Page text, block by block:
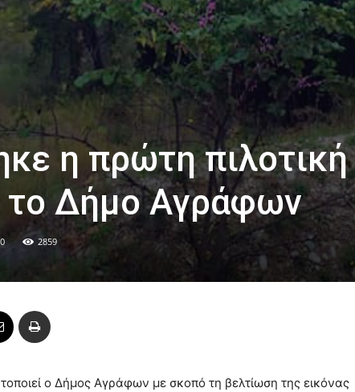
η πρώτη πιλοτική
το Δήμο Αγράφων
2859
ο Δήμος Αγράφων με σκοπό τη βελτίωση της εικόνας